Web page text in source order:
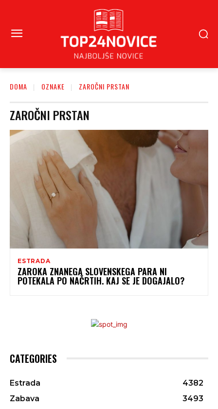
DOMA OZNAKE ZAROČNI PRSTAN
ZAROČNI PRSTAN
ESTRADA
ZAROKA ZNANEGA SLOVENSKEGA PARA NI
POTEKALA PO NAČRTIH. KAJ SE JE DOGAJALO?
CATEGORIES
Estrada
4382
Zabava
3493